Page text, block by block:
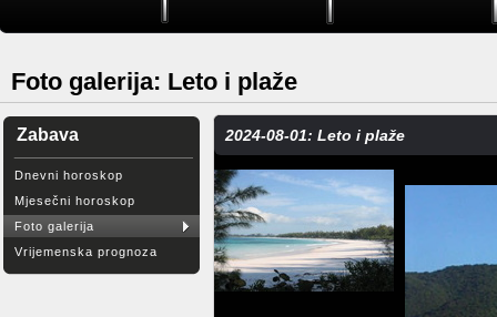
Foto galerija: Leto i plaže
Zabava
Dnevni horoskop
Mjesečni horoskop
Foto galerija
Vrijemenska prognoza
2024-08-01: Leto i plaže